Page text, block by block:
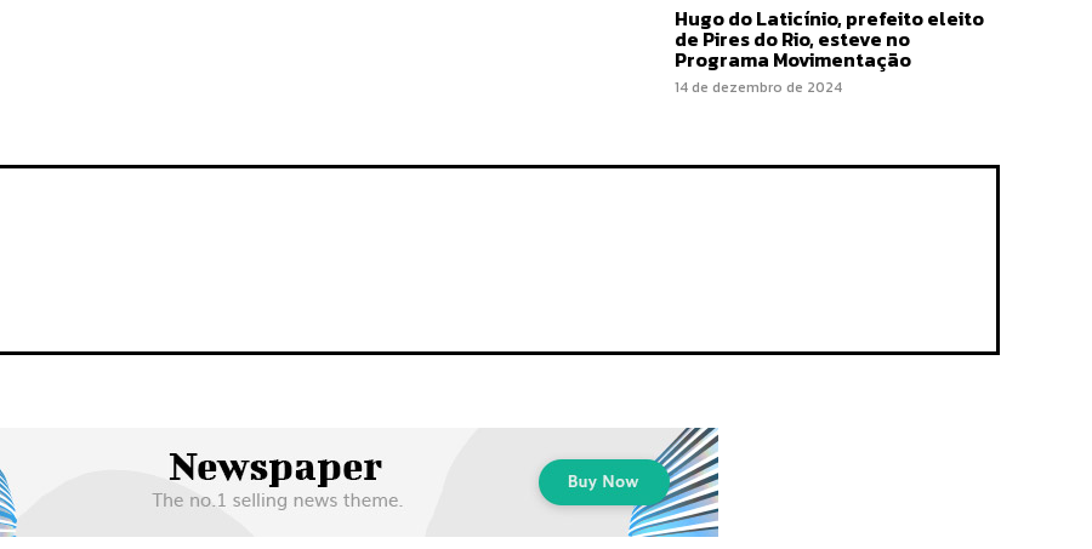
Hugo do Laticínio, prefeito eleito
de Pires do Rio, esteve no
Programa Movimentação
14 de dezembro de 2024